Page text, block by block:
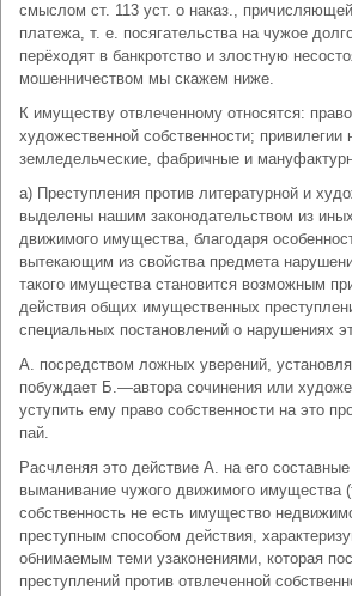
смыслом ст. 113 уст. о наказ.,
платежа, т. е. посягательства на чужое
перёходят в банкротство и злостную
мошенничеством мы скажем ниже.
К имуществу отвлеченному относятся:
художественной собственности; привилегии
земледельческие, фабричные и
а) Преступления против литературной и
выделены нашим законодательством из
движимого имущества, благодаря
вытекающим из свойства предмета
такого имущества становится возможным
действия общих имущественных
специальных постановлений о нарушениях
А. посредством ложных уверений,
побуждает Б.—автора сочинения или
уступить ему право собственности на это
пай.
Расчленяя это действие А. на его
выманивание чужого движимого имущества
собственность не есть имущество
преступным способом действия,
обнимаемым теми узаконениями, которая
преступлений против отвлеченной